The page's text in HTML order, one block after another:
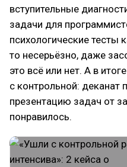
вступительные
задачи для
психологические тесты
то несерьёзно, даже
это всё или нет. А в
с контрольной: деканат
презентацию задач от
понравилось.